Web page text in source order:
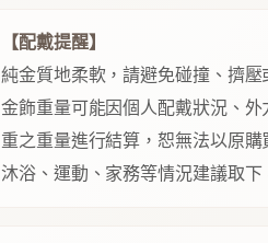
【配戴提醒】
純金質地柔軟，請避免碰撞、擠
金飾重量可能因個人配戴狀況、
重之重量進行結算，恕無法以原購
沐浴、運動、家務等情況建議取下